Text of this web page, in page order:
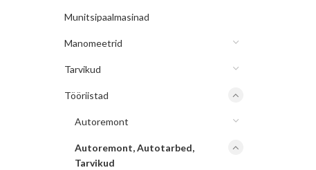
Munitsipaalmasinad
Manomeetrid
Tarvikud
Tööriistad
Autoremont
Autoremont, Autotarbed,
Tarvikud